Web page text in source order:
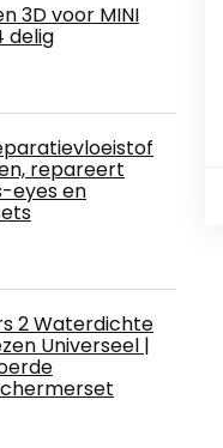
3D voor MINI
delig
repareert
eyes en
2 Waterdichte
Universeel |